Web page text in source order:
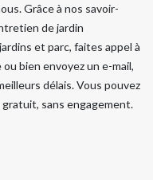
Grâce à nos savoir-
de jardin
et parc, faites appel à
bien envoyez un e-mail,
délais. Vous pouvez
sans engagement.